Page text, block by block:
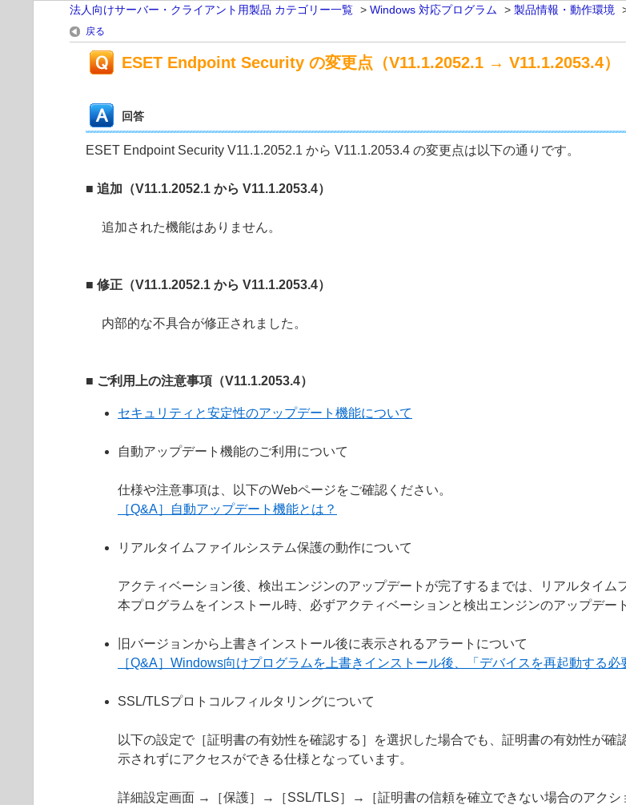
法人向けサーバー・クライアント用製品 カテゴリー一覧 > Windows 対応プログラム > 製品情報・動作環境
戻る
ESET Endpoint Security の変更点（V11.1.2052.1 → V11.1.2053.4）
回答
ESET Endpoint Security V11.1.2052.1 から V11.1.2053.4 の変更点は以下の通りです。
■ 追加（V11.1.2052.1 から V11.1.2053.4）
追加された機能はありません。
■ 修正（V11.1.2052.1 から V11.1.2053.4）
内部的な不具合が修正されました。
■ ご利用上の注意事項（V11.1.2053.4）
セキュリティと安定性のアップデート機能について
自動アップデート機能のご利用について
仕様や注意事項は、以下のWebページをご確認ください。
［Q&A］自動アップデート機能とは？
リアルタイムファイルシステム保護の動作について
アクティベーション後、検出エンジンのアップデートが完了するまでは、リアルタイム
本プログラムをインストール時、必ずアクティベーションと検出エンジンのアップデー
旧バージョンから上書きインストール後に表示されるアラートについて
［Q&A］Windows向けプログラムを上書きインストール後、「デバイスを再起動する
SSL/TLSプロトコルフィルタリングについて
以下の設定で［証明書の有効性を確認する］を選択した場合でも、証明書の有効性が
示されずにアクセスができる仕様となっています。
詳細設定画面 →［保護］→［SSL/TLS］→［証明書の信頼を確立できない場合のアクシ